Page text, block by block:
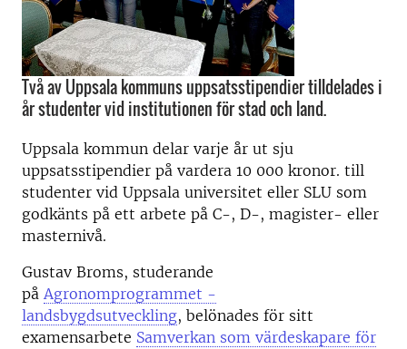
Två av Uppsala kommuns uppsatsstipendier tilldelades i
år studenter vid institutionen för stad och land.
Uppsala kommun delar varje år ut sju
uppsatsstipendier på vardera 10 000 kronor. till
studenter vid Uppsala universitet eller SLU som
godkänts på ett arbete på C-, D-, magister- eller
masternivå.
Gustav Broms, studerande
på Agronomprogrammet -
landsbygdsutveckling, belönades för sitt
examensarbete Samverkan som värdeskapare för